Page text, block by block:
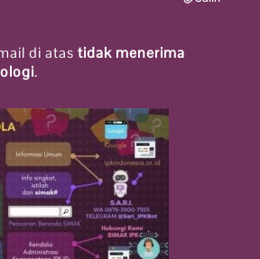
di atastidak menerima
.